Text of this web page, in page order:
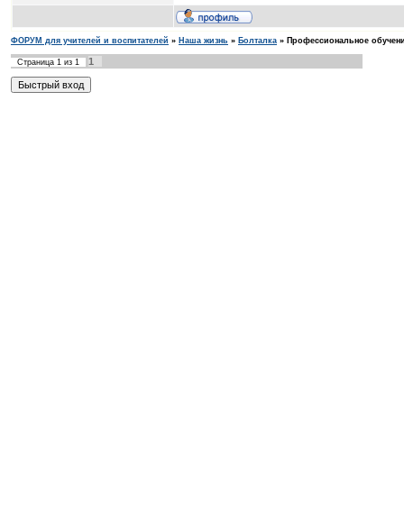
ФОРУМ для учителей и воспитателей » Наша жизнь » Болталка » Профессиональное
Страница 1 из 1 1